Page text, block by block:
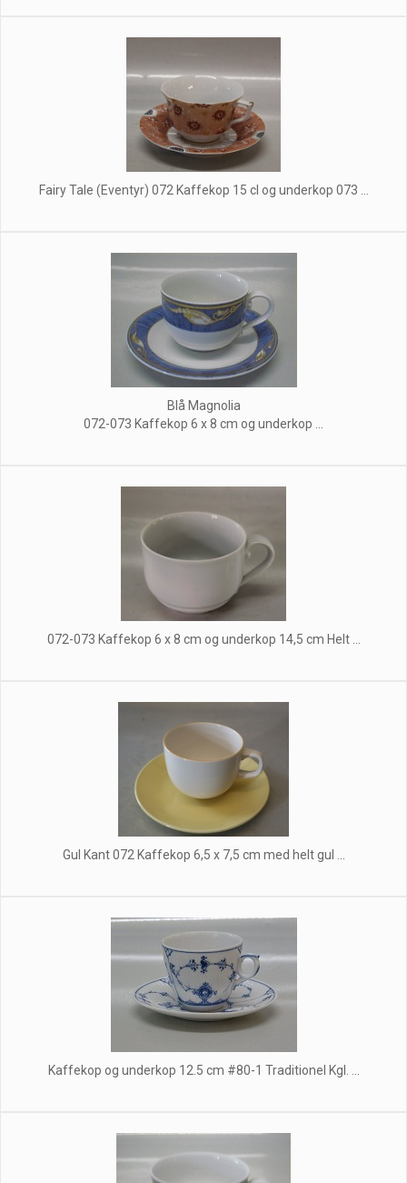
Fairy Tale (Eventyr) 072 Kaffekop 15 cl og underkop 073 ...
Blå Magnolia
072-073 Kaffekop 6 x 8 cm og underkop ...
072-073 Kaffekop 6 x 8 cm og underkop 14,5 cm Helt ...
Gul Kant 072 Kaffekop 6,5 x 7,5 cm med helt gul ...
Kaffekop og underkop 12.5 cm #80-1 Traditionel Kgl. ...